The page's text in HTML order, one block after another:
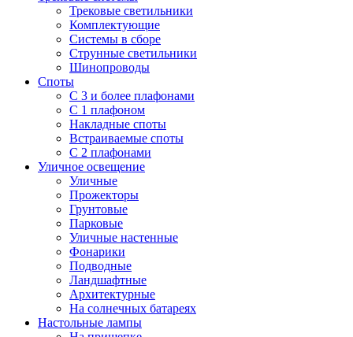
Трековые светильники
Комплектующие
Системы в сборе
Струнные светильники
Шинопроводы
Споты
С 3 и более плафонами
С 1 плафоном
Накладные споты
Встраиваемые споты
С 2 плафонами
Уличное освещение
Уличные
Прожекторы
Грунтовые
Парковые
Уличные настенные
Фонарики
Подводные
Ландшафтные
Архитектурные
На солнечных батареях
Настольные лампы